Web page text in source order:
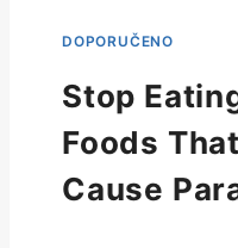
Stop
Foods
Cause